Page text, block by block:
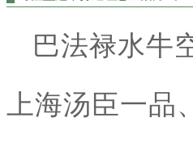
巴法禄水牛
上海汤臣一